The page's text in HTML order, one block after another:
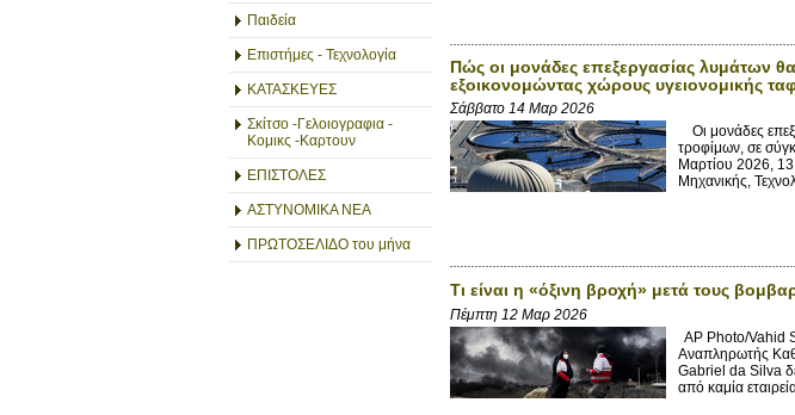
Παιδεία
Επιστήμες - Τεχνολογία
ΚΑΤΑΣΚΕΥΕΣ
Σκίτσο -Γελοιογραφια -
Κομικς -Καρτουν
ΕΠΙΣΤΟΛΕΣ
ΑΣΤΥΝΟΜΙΚΑ ΝΕΑ
ΠΡΩΤΟΣΕΛΙΔΟ του μήνα
Πώς οι μονάδες επεξεργασίας λυμάτων
εξοικονομώντας χώρους υγειονομικής
Σάββατο 14 Μαρ 2026
Οι μονάδες
τροφίμων, σε
Μαρτίου 2026,
Μηχανικής,
Τι είναι η «όξινη βροχή» μετά τους
Πέμπτη 12 Μαρ 2026
AP Photo/Vahid
Αναπληρωτής
Gabriel da Silva
από καμία